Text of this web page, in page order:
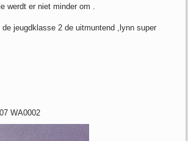
werdt er niet minder om .
jeugdklasse 2 de uitmuntend ,lynn super
gedaan .